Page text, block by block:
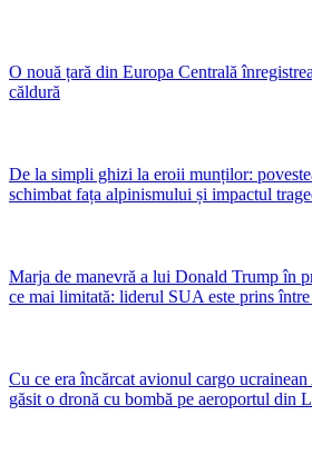
O nouă țară din Europa Centrală
căldură
De la simpli ghizi la eroii munților:
schimbat fața alpinismului și impactul
Marja de manevră a lui Donald Trump în
ce mai limitată: liderul SUA este prins
Cu ce era încărcat avionul cargo
găsit o dronă cu bombă pe aeroportul din